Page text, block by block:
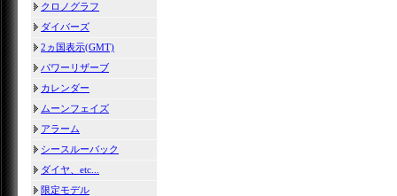
クロノグラフ
ダイバーズ
2ヵ国表示(GMT)
パワーリザーブ
カレンダー
ムーンフェイズ
アラーム
シースルーバック
ダイヤ、etc...
限定モデル